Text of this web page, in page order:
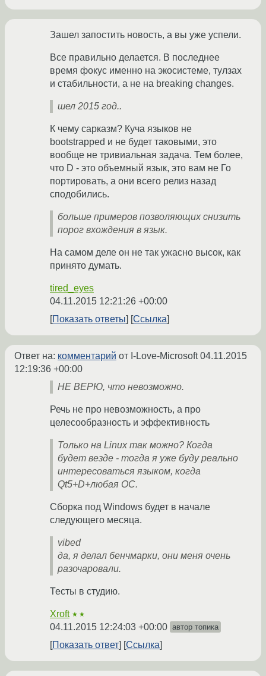
Зашел запостить новость, а вы уже успели.
Все правильно делается. В последнее
время фокус именно на экосистеме, тулзах
и стабильности, а не на breaking changes.
шел 2015 год..
К чему сарказм? Куча языков не
bootstrapped и не будет таковыми, это
вообще не тривиальная задача. Тем более,
что D - это объемный язык, это вам не Го
портировать, а они всего релиз назад
сподобились.
больше примеров позволяющих снизить
порог вхождения в язык.
На самом деле он не так ужасно высок, как
принято думать.
tired_eyes
04.11.2015 12:21:26 +00:00
Показать ответы
Ссылка
Ответ на: комментарий от I-Love-Microsoft04.11.2015
12:19:36 +00:00
НЕ ВЕРЮ, что невозможно.
Речь не про невозможность, а про
целесообразность и эффективность
Только на Linux так можно? Когда
будет везде - тогда я уже буду реально
интересоваться языком, когда
Qt5+D+любая ОС.
Сборка под Windows будет в начале
следующего месяца.
vibed
да, я делал бенчмарки, они меня очень
разочаровали.
Тесты в студию.
Xroft ★★
04.11.2015 12:24:03 +00:00 автор топика
Показать ответ Ссылка